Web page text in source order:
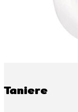
Taniere